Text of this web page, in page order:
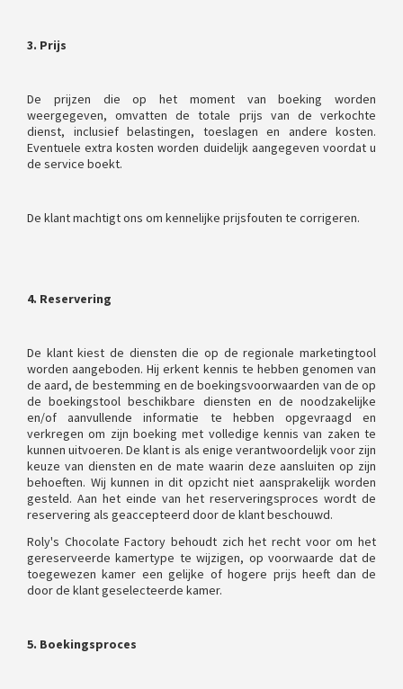
3. Prijs
De prijzen die op het moment van boeking worden
weergegeven, omvatten de totale prijs van de verkochte
dienst, inclusief belastingen, toeslagen en andere kosten.
Eventuele extra kosten worden duidelijk aangegeven voordat u
de service boekt.
De klant machtigt ons om kennelijke prijsfouten te corrigeren.
4. Reservering
De klant kiest de diensten die op de regionale marketingtool
worden aangeboden. Hij erkent kennis te hebben genomen van
de aard, de bestemming en de boekingsvoorwaarden van de op
de boekingstool beschikbare diensten en de noodzakelijke
en/of aanvullende informatie te hebben opgevraagd en
verkregen om zijn boeking met volledige kennis van zaken te
kunnen uitvoeren. De klant is als enige verantwoordelijk voor zijn
keuze van diensten en de mate waarin deze aansluiten op zijn
behoeften. Wij kunnen in dit opzicht niet aansprakelijk worden
gesteld. Aan het einde van het reserveringsproces wordt de
reservering als geaccepteerd door de klant beschouwd.
Roly's Chocolate Factory behoudt zich het recht voor om het
gereserveerde kamertype te wijzigen, op voorwaarde dat de
toegewezen kamer een gelijke of hogere prijs heeft dan de
door de klant geselecteerde kamer.
5. Boekingsproces